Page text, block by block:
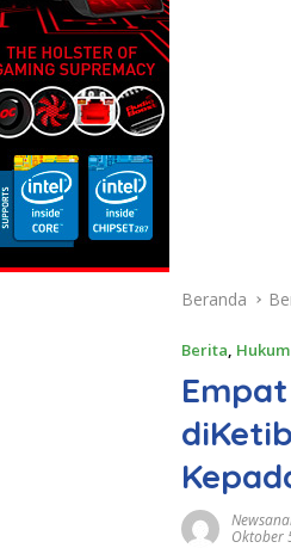
Beranda
Berita,
Oktober